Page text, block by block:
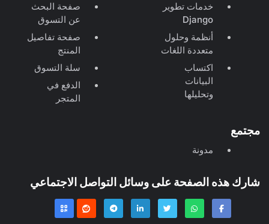
خدمات تطوير
Django
أنظمة وحلول
متعددة اللغات
اكتساب
البيانات
وتحليلها
صفحة البحث
عن التسوق
صفحة تفاصيل
المنتج
سلة التسوق
الدفع في
المتجر
مجتمع
مدونة
شارك هذه الصفحة على وسائل التواصل الاجتماعي